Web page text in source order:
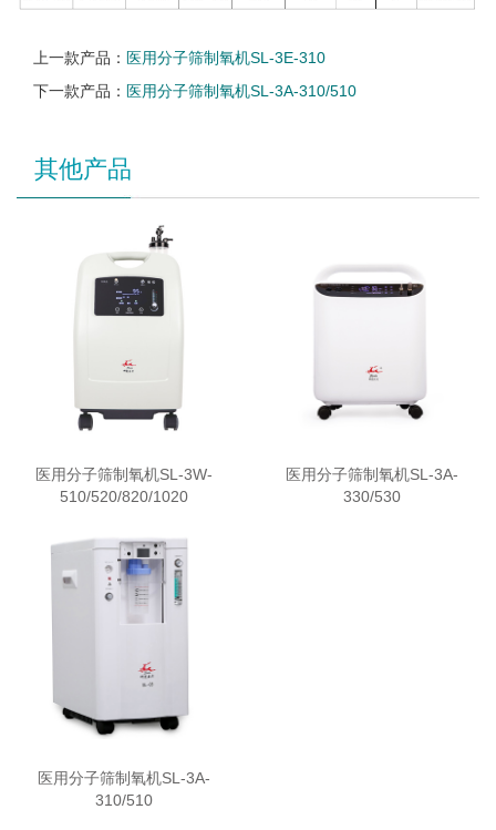
上一款产品： 医用分子筛制氧机SL-3E-310
下一款产品： 医用分子筛制氧机SL-3A-310/510
其他产品
医用分子筛制氧机SL-3W-
510/520/820/1020
医用分子筛制氧机SL-3A-
330/530
医用分子筛制氧机SL-3A-
310/510